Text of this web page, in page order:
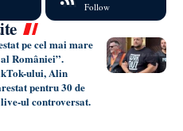
Follow
pe cel mai mare
României”.
ului, Alin
pentru 30 de
ul controversat.